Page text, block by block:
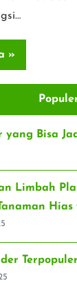
»
yang Bisa
Limbah